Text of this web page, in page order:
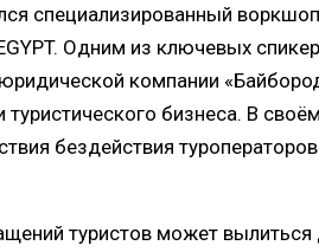
специализированный
Одним из ключевых
компании
бизнеса. В
бездействия туроператоров
туристов может